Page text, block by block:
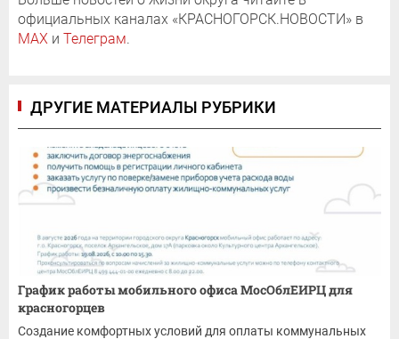
официальных каналах «КРАСНОГОРСК.НОВОСТИ» в
MAX и Телеграм.
ДРУГИЕ МАТЕРИАЛЫ РУБРИКИ
График работы мобильного офиса МосОблЕИРЦ для
красногорцев
Создание комфортных условий для оплаты коммунальных